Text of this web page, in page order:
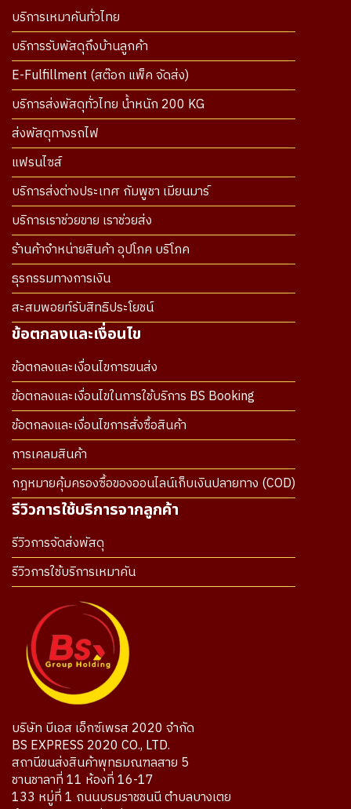
บริการเหมาคันทั่วไทย
บริการรับพัสดุถึงบ้านลูกค้า
E-Fulfillment (สต๊อก แพ็ค จัดส่ง)
บริการส่งพัสดุทั่วไทย น้ำหนัก 200 KG
ส่งพัสดุทางรถไฟ
แฟรนไซส์
บริการส่งต่างประเทศ กัมพูชา เมียนมาร์
บริการเราช่วยขาย เราช่วยส่ง
ร้านค้าจำหน่ายสินค้า อุปโภค บริโภค
ธุรกรรมทางการเงิน
สะสมพอยท์รับสิทธิประโยชน์
ข้อตกลงและเงื่อนไข
ข้อตกลงและเงื่อนไขการขนส่ง
ข้อตกลงและเงื่อนไขในการใช้บริการ BS Booking
ข้อตกลงและเงื่อนไขการสั่งซื้อสินค้า
การเคลมสินค้า
กฎหมายคุ้มครองซื้อของออนไลน์เก็บเงินปลายทาง (COD)
รีวิวการใช้บริการจากลูกค้า
รีวิวการจัดส่งพัสดุ
รีวิวการใช้บริการเหมาคัน
บริษัท บีเอส เอ็กซ์เพรส 2020 จำกัด
BS EXPRESS 2020 CO., LTD.
สถานีขนส่งสินค้าพุทธมณฑลสาย 5
ชานชาลาที่ 11 ห้องที่ 16-17
133 หมู่ที่ 1 ถนนบรมราชชนนี ตำบลบางเตย